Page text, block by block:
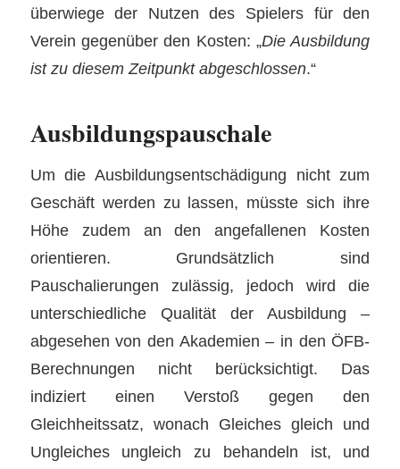
überwiege der Nutzen des Spielers für den
Verein gegenüber den Kosten: „Die Ausbildung
ist zu diesem Zeitpunkt abgeschlossen.“
Ausbildungspauschale
Um die Ausbildungsentschädigung nicht zum
Geschäft werden zu lassen, müsste sich ihre
Höhe zudem an den angefallenen Kosten
orientieren. Grundsätzlich sind
Pauschalierungen zulässig, jedoch wird die
unterschiedliche Qualität der Ausbildung –
abgesehen von den Akademien – in den ÖFB-
Berechnungen nicht berücksichtigt. Das
indiziert einen Verstoß gegen den
Gleichheitssatz, wonach Gleiches gleich und
Ungleiches ungleich zu behandeln ist, und